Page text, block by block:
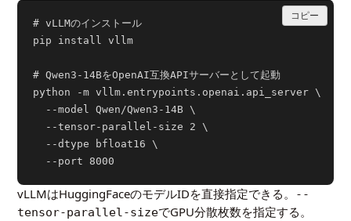
# vLLMのインストール
pip install vllm
# Qwen3-14BをOpenAI互換APIサーバーとして起動
python -m vllm.entrypoints.openai.api_server \
  --model Qwen/Qwen3-14B \
  --tensor-parallel-size 2 \
  --dtype bfloat16 \
コピー
vLLMはHuggingFaceのモデルIDを直接指定できる。
--
tensor-parallel-sizeでGPU分散枚数を指定する。